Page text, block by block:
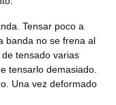
Tensar poco a
banda no se frena al
tensado varias
tensarlo demasiado.
Una vez deformado